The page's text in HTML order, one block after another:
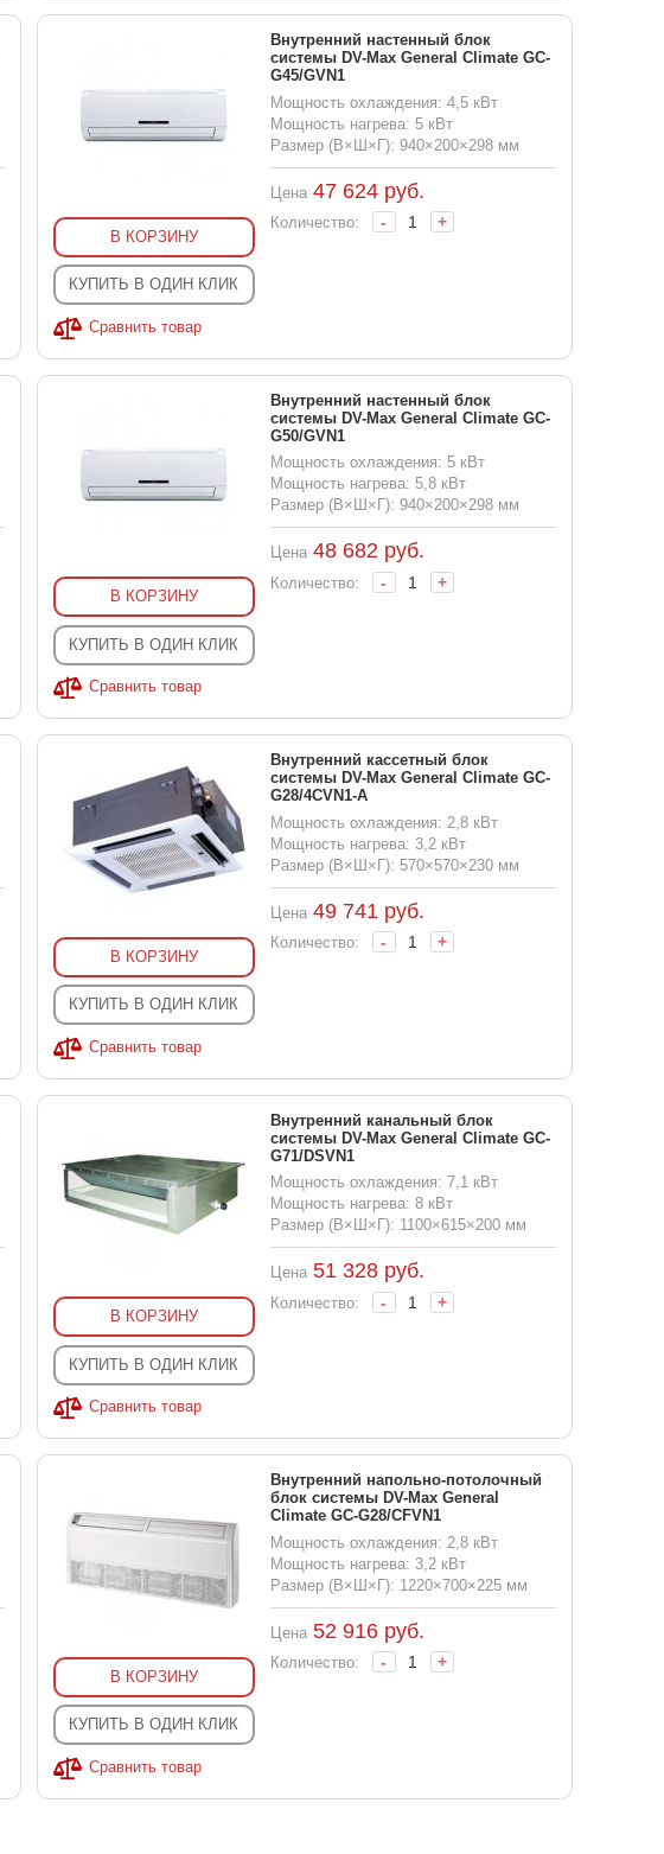
В КОРЗИНУ
КУПИТЬ В ОДИН КЛИК
Сравнить товар
Внутренний настенный блок
системы DV-Max General Climate GC-
G45/GVN1
Мощность охлаждения: 4,5 кВт
Мощность нагрева: 5 кВт
Размер (В×Ш×Г): 940×200×298 мм
Цена 47 624руб.
Количество: - +
В КОРЗИНУ
КУПИТЬ В ОДИН КЛИК
Сравнить товар
Внутренний настенный блок
системы DV-Max General Climate GC-
G50/GVN1
Мощность охлаждения: 5 кВт
Мощность нагрева: 5,8 кВт
Размер (В×Ш×Г): 940×200×298 мм
Цена 48 682руб.
Количество: - +
В КОРЗИНУ
КУПИТЬ В ОДИН КЛИК
Сравнить товар
Внутренний кассетный блок
системы DV-Max General Climate GC-
G28/4CVN1-A
Мощность охлаждения: 2,8 кВт
Мощность нагрева: 3,2 кВт
Размер (В×Ш×Г): 570×570×230 мм
Цена 49 741 руб.
Количество: - +
В КОРЗИНУ
КУПИТЬ В ОДИН КЛИК
Сравнить товар
Внутренний канальный блок
системы DV-Max General Climate GC-
G71/DSVN1
Мощность охлаждения: 7,1 кВт
Мощность нагрева: 8 кВт
Размер (В×Ш×Г): 1100×615×200 мм
Цена 51 328руб.
Количество: - +
В КОРЗИНУ
КУПИТЬ В ОДИН КЛИК
Сравнить товар
Внутренний напольно-потолочный
блок системы DV-Max General
Climate GC-G28/CFVN1
Мощность охлаждения: 2,8 кВт
Мощность нагрева: 3,2 кВт
Размер (В×Ш×Г): 1220×700×225 мм
Цена 52 916руб.
Количество: - +